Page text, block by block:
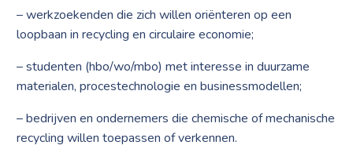
– werkzoekenden die zich willen oriënteren op een
loopbaan in recycling en circulaire economie;
– studenten (hbo/wo/mbo) met interesse in duurzame
materialen, procestechnologie en businessmodellen;
– bedrijven en ondernemers die chemische of mechanische
recycling willen toepassen of verkennen.